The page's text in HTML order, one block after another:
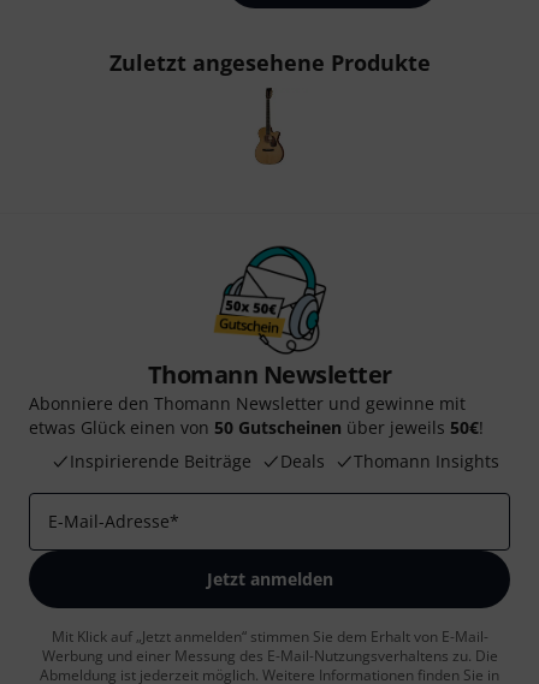
Zuletzt angesehene Produkte
Thomann Newsletter
Abonniere den Thomann Newsletter und gewinne mit
etwas Glück einen von 50 Gutscheinen über jeweils 50€!
Inspirierende Beiträge
Deals Thomann Insights
E-Mail-Adresse*
Jetzt anmelden
Mit Klick auf „Jetzt anmelden“ stimmen Sie dem Erhalt von E-Mail-
Werbung und einer Messung des E-Mail-Nutzungsverhaltens zu. Die
Abmeldung ist jederzeit möglich. Weitere Informationen finden Sie in